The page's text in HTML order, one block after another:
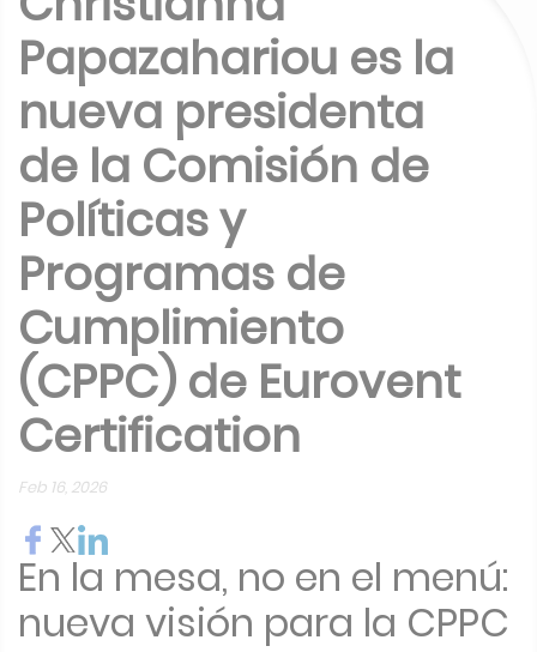
Papazahariou es la
nueva presidenta
de la Comisión de
Políticas y
Programas de
Cumplimiento
(CPPC) de Eurovent
Certification
Feb 16, 2026
En la mesa, no en el menú:
nueva visión para la CPPC